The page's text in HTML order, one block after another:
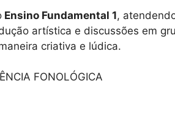
Ensino Fundamental 1,
artística e discussões em
criativa e lúdica.
FONOLÓGICA